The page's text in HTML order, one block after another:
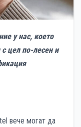
у нас, което
цел по-лесен и
вече могат да